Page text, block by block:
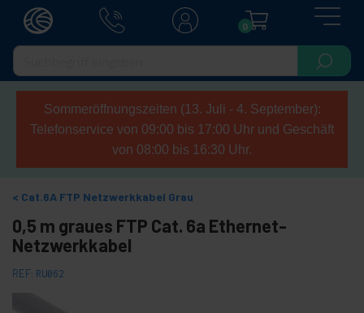
0
Sommeröffnungszeiten (13. Juli - 4. September):
Telefonservice von 09:00 bis 17:00 Uhr und Geschäft
von 08:00 bis 16:30 Uhr.
Cat.6A FTP Netzwerkkabel Grau
0,5 m graues FTP Cat. 6a Ethernet-
Netzwerkkabel
REF: RU062